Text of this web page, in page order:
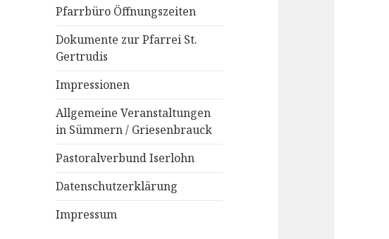
Pfarrbüro Öffnungszeiten
Dokumente zur Pfarrei St.
Gertrudis
Impressionen
Allgemeine Veranstaltungen
in Sümmern / Griesenbrauck
Pastoralverbund Iserlohn
Datenschutzerklärung
Impressum